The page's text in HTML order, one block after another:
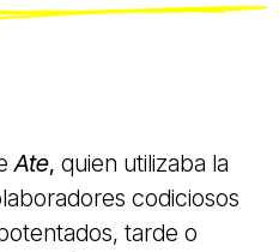
Ate, quien utilizaba la
codiciosos
tarde o